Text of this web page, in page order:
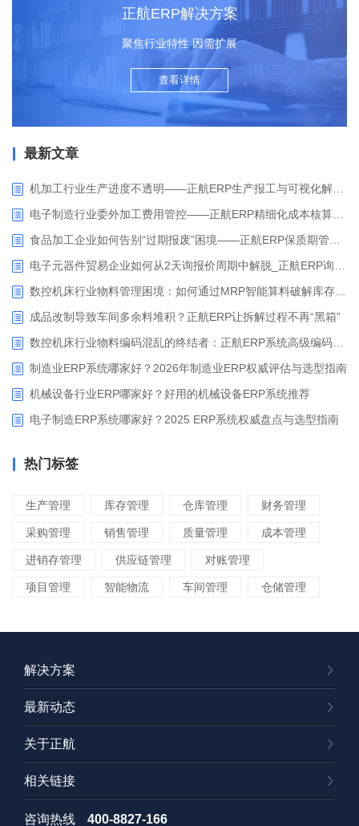
正航ERP解决方案
聚焦行业特性 因需扩展
查看详情
最新文章
成品改制导致车间多余料堆积？正航ERP让拆解过程不再“黑箱”
制造业ERP系统哪家好？2026年制造业ERP权威评估与选型指南
机械设备行业ERP哪家好？好用的机械设备ERP系统推荐
电子制造ERP系统哪家好？2025 ERP系统权威盘点与选型指南
热门标签
生产管理 库存管理 仓库管理 财务管理
采购管理 销售管理 质量管理 成本管理
进销存管理 供应链管理 对账管理
项目管理 智能物流 车间管理 仓储管理
解决方案
最新动态
关于正航
相关链接
咨询热线 400-8827-166